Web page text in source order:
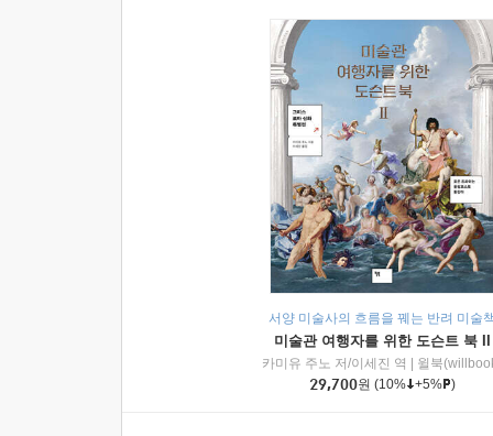
서양 미술사의 흐름을 꿰는 반려 미술
미술관 여행자를 위한 도슨트 북 II
카미유 주노 저/이세진 역
윌북
29,700원 (10% +5% )